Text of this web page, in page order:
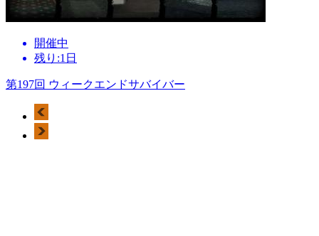
開催中
残り:1日
第197回 ウィークエンドサバイバー